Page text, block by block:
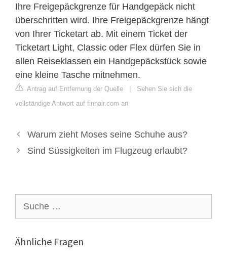
Ihre Freigepäckgrenze für Handgepäck nicht
überschritten wird. Ihre Freigepäckgrenze hängt
von Ihrer Ticketart ab. Mit einem Ticket der
Ticketart Light, Classic oder Flex dürfen Sie in
allen Reiseklassen ein Handgepäckstück sowie
eine kleine Tasche mitnehmen.
Antrag auf Entfernung der Quelle | Sehen Sie sich die
vollständige Antwort auf finnair.com an
Warum zieht Moses seine Schuhe aus?
Sind Süssigkeiten im Flugzeug erlaubt?
nach:
Ähnliche Fragen